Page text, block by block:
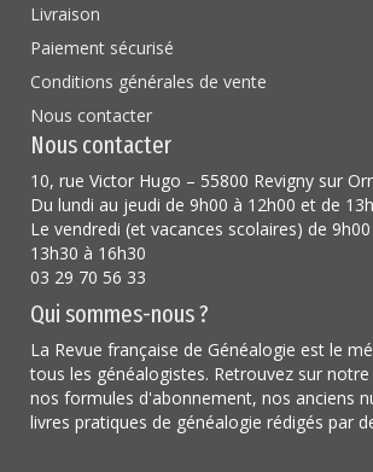
Livraison
Paiement sécurisé
Conditions générales de vente
Nous contacter
Nous contacter
10, rue Victor Hugo – 55800 Revigny sur
Du lundi au jeudi de 9h00 à 12h00 et de
Le vendredi (et vacances scolaires) de
13h30 à 16h30
03 29 70 56 33
Qui sommes-nous ?
La Revue française de Généalogie est le
tous les généalogistes. Retrouvez sur
nos formules d'abonnement, nos anciens
livres pratiques de généalogie rédigés par